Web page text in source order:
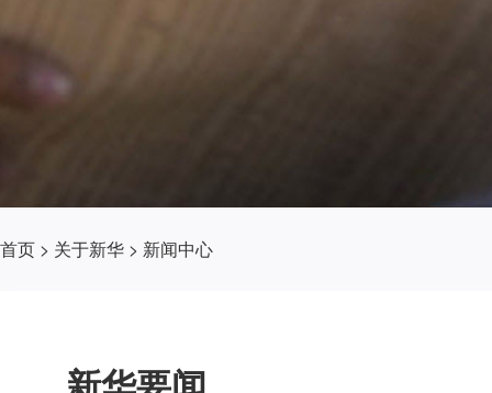
首页 > 关于新华 > 新闻中心